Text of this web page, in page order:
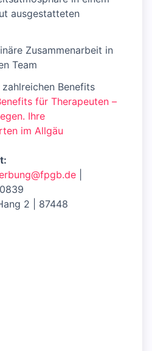
ausgestatteten
Zusammenarbeit in
Team
Benefits
für Therapeuten –
Ihre
im Allgäu
2 | 87448